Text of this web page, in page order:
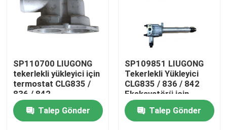
Ev
SP110700 LIUGONG
tekerlekli yükleyici için
termostat CLG835 /
836 / 842
sınıflandırıcı/yol yuvası
CLG418 / 4180D / 612
/ 614
Talep Gönder
SP109851 LIUGONG
Tekerlekli Yükleyici
CLG835 / 836 / 842
Ekskavatörü için
Petrol Pompası
CLG920C / D / 922D /
925D
Talep Gönder